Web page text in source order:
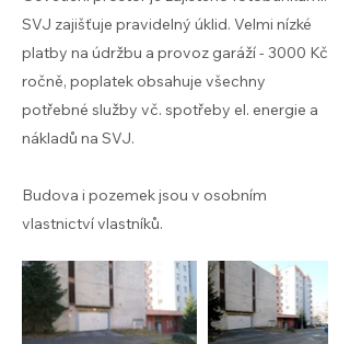
SVJ zajišťuje pravidelný úklid. Velmi nízké
platby na údržbu a provoz garáží - 3000 Kč
ročně, poplatek obsahuje všechny
potřebné služby vč. spotřeby el. energie a
nákladů na SVJ.
Budova i pozemek jsou v osobním
vlastnictví vlastníků.